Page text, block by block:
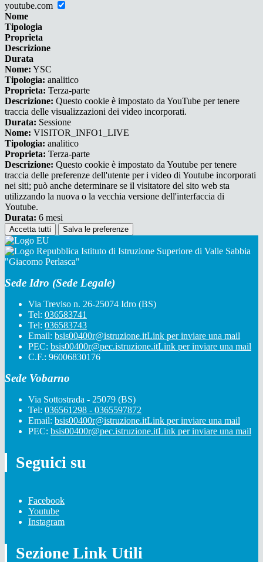
youtube.com
Nome
Tipologia
Proprieta
Descrizione
Durata
Nome: YSC
Tipologia: analitico
Proprieta: Terza-parte
Descrizione: Questo cookie è impostato da YouTube per tenere
traccia delle visualizzazioni dei video incorporati.
Durata: Sessione
Nome: VISITOR_INFO1_LIVE
Tipologia: analitico
Proprieta: Terza-parte
Descrizione: Questo cookie è impostato da Youtube per tenere
traccia delle preferenze dell'utente per i video di Youtube incorporati
nei siti; può anche determinare se il visitatore del sito web sta
utilizzando la nuova o la vecchia versione dell'interfaccia di
Youtube.
Durata: 6 mesi
Accetta tutti Salva le preferenze
Istituto di Istruzione Superiore di Valle Sabbia
"Giacomo Perlasca"
Sede Idro (Sede Legale)
Via Treviso n. 26-25074 Idro (BS)
Tel: 036583741
Tel: 036583743
Email: bsis00400r@istruzione.itLink per inviare una mail
PEC: bsis00400r@pec.istruzione.itLink per inviare una mail
C.F.: 96006830176
Sede Vobarno
Via Sottostrada - 25079 (BS)
Tel: 036561298 - 0365597872
Email: bsis00400r@istruzione.itLink per inviare una mail
PEC: bsis00400r@pec.istruzione.itLink per inviare una mail
Seguici su
Facebook
Youtube
Instagram
Sezione Link Utili